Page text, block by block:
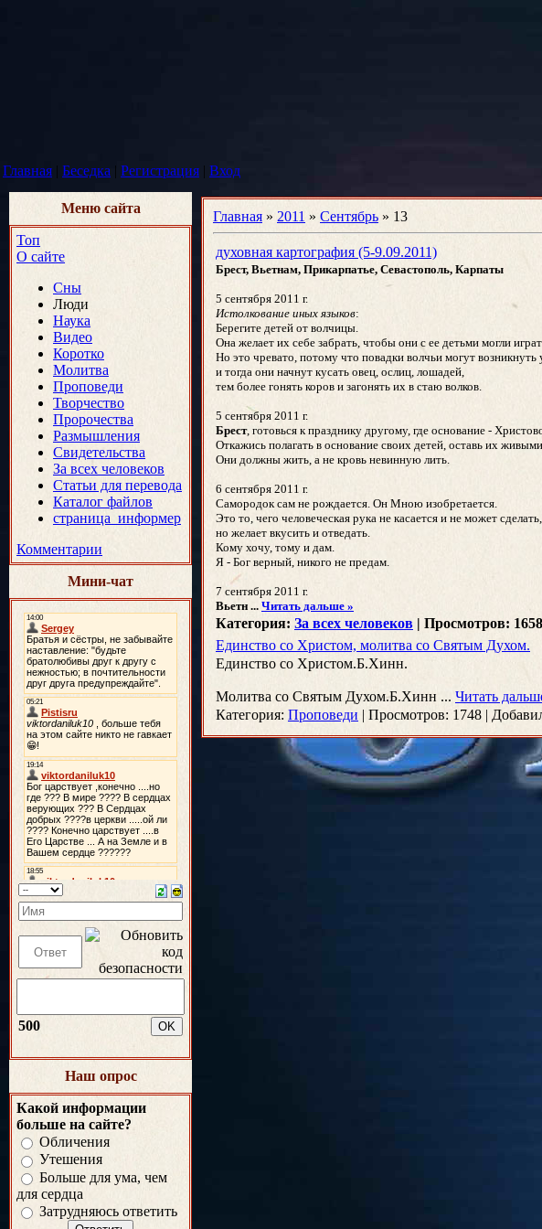
Главная | Беседка | Регистрация | Вход
Меню сайта
Топ
О сайте
Сны
Люди
Наука
Видео
Коротко
Молитва
Проповеди
Творчество
Пророчества
Размышления
Свидетельства
За всех человеков
Статьи для перевода
Каталог файлов
страница_информер
Комментарии
Мини-чат
500
Наш опрос
Какой информации
больше на сайте?
Обличения
Утешения
Больше для ума, чем
для сердца
Затрудняюсь ответить
Главная » 2011 » Сентябрь » 13
духовная картография (5-9.09.2011)
Брест, Вьетнам, Прикарпатье, Севастополь, Карпаты
5 сентября 2011 г.
Истолкование иных языков:
Берегите детей от волчицы.
Она желает их себе забрать, чтобы они с ее детьми могли
Но это чревато, потому что повадки волчьи могут возникнуть
и тогда они начнут кусать овец, ослиц, лошадей,
тем более гонять коров и загонять их в стаю волков.
5 сентября 2011 г.
Брест, готовься к празднику другому, где основание -
Откажись полагать в основание своих детей, оставь их
Они должны жить, а не кровь невинную лить.
6 сентября 2011 г.
Самородок сам не рождается. Он Мною изобретается.
Это то, чего человеческая рука не касается и не может сделать,
но желает вкусить и отведать.
Кому хочу, тому и дам.
Я - Бог верный, никого не предам.
7 сентября 2011 г.
Вьетн ... Читать дальше »
Категория: За всех человеков | Просмотров: 1658
Единство со Христом, молитва со Святым Духом.
Единство со Христом.Б.Хинн.
Молитва со Святым Духом.Б.Хинн ... Читать
Категория: Проповеди | Просмотров: 1748 |